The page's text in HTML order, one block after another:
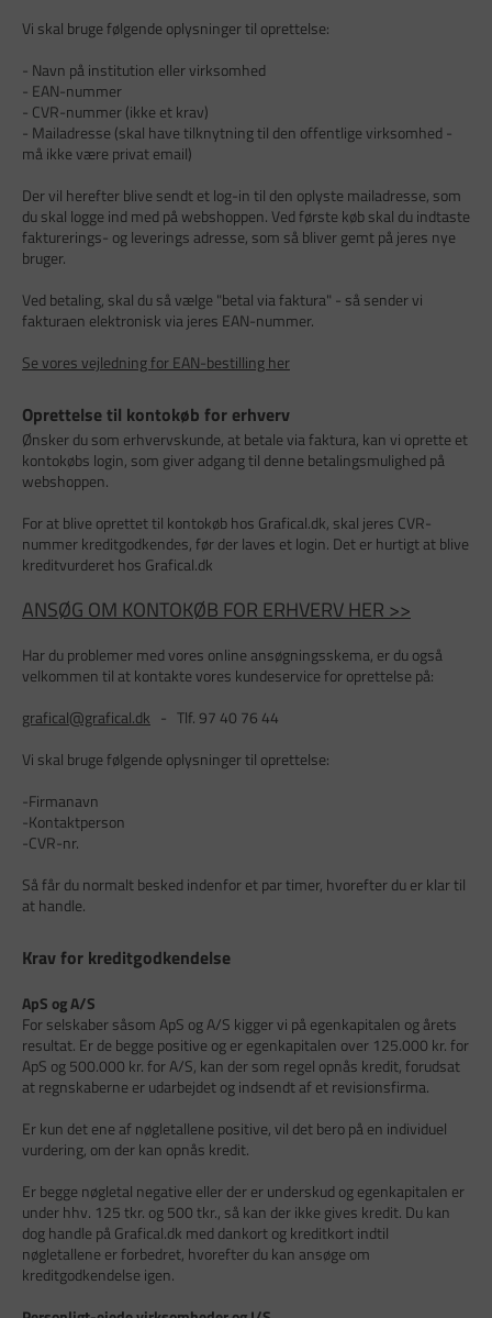
Vi skal bruge følgende oplysninger til oprettelse:
- Navn på institution eller virksomhed
- EAN-nummer
- CVR-nummer (ikke et krav)
- Mailadresse (skal have tilknytning til den offentlige virksomhed -
må ikke være privat email)
Der vil herefter blive sendt et log-in til den oplyste mailadresse, som
du skal logge ind med på webshoppen. Ved første køb skal du indtaste
fakturerings- og leverings adresse, som så bliver gemt på jeres nye
bruger.
Ved betaling, skal du så vælge "betal via faktura" - så sender vi
fakturaen elektronisk via jeres EAN-nummer.
Se vores vejledning for EAN-bestilling her
Oprettelse til kontokøb for erhverv
Ønsker du som erhvervskunde, at betale via faktura, kan vi oprette et
kontokøbs login, som giver adgang til denne betalingsmulighed på
webshoppen.
For at blive oprettet til kontokøb hos Grafical.dk, skal jeres CVR-
nummer kreditgodkendes, før der laves et login. Det er hurtigt at blive
kreditvurderet hos Grafical.dk
ANSØG OM KONTOKØB FOR ERHVERV HER >>
Har du problemer med vores online ansøgningsskema, er du også
velkommen til at kontakte vores kundeservice for oprettelse på:
grafical@grafical.dk - Tlf. 97 40 76 44
Vi skal bruge følgende oplysninger til oprettelse:
-Firmanavn
-Kontaktperson
-CVR-nr.
Så får du normalt besked indenfor et par timer, hvorefter du er klar til
at handle.
Krav for kreditgodkendelse
ApS og A/S
For selskaber såsom ApS og A/S kigger vi på egenkapitalen og årets
resultat. Er de begge positive og er egenkapitalen over 125.000 kr. for
ApS og 500.000 kr. for A/S, kan der som regel opnås kredit, forudsat
at regnskaberne er udarbejdet og indsendt af et revisionsfirma.
Er kun det ene af nøgletallene positive, vil det bero på en individuel
vurdering, om der kan opnås kredit.
Er begge nøgletal negative eller der er underskud og egenkapitalen er
under hhv. 125 tkr. og 500 tkr., så kan der ikke gives kredit. Du kan
dog handle på Grafical.dk med dankort og kreditkort indtil
nøgletallene er forbedret, hvorefter du kan ansøge om
kreditgodkendelse igen.